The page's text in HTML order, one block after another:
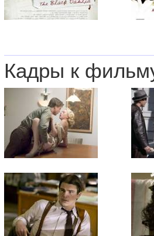
Кадры к